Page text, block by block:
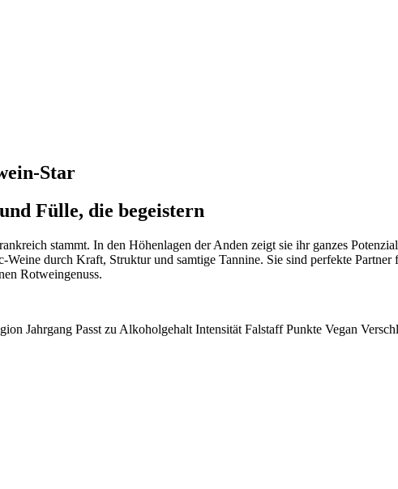
Star
Fülle, die begeistern
stammt. In den Höhenlagen der Anden zeigt sie ihr ganzes
durch Kraft, Struktur und samtige Tannine. Sie sind perfekte
Rotweingenuss.
Jahrgang Passt zu Alkoholgehalt Intensität Falstaff Punkte Vegan